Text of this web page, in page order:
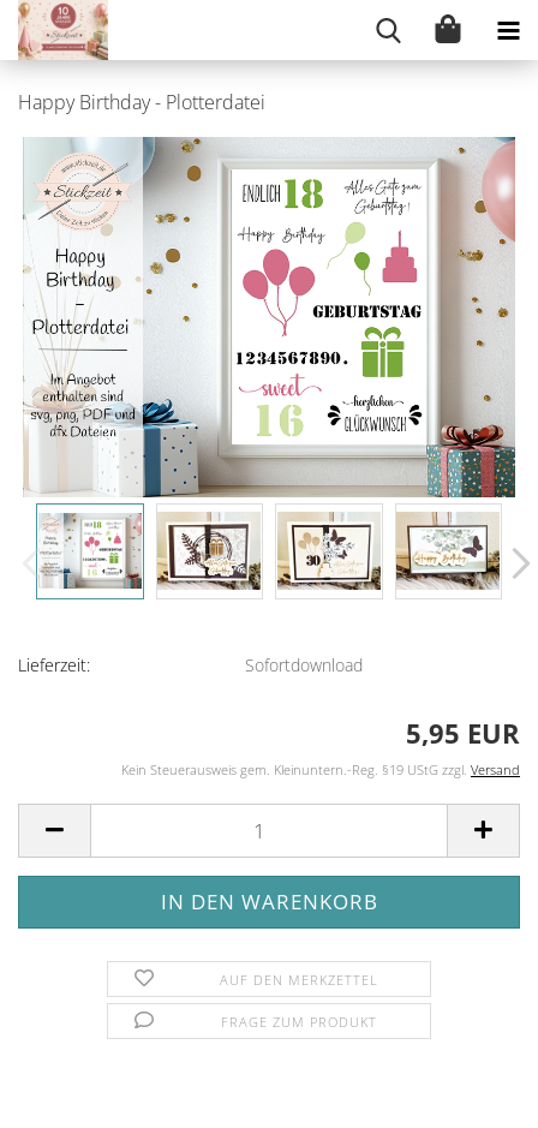
Happy Birthday - Plotterdatei
Lieferzeit: Sofortdownload
5,95 EUR
Kein Steuerausweis gem. Kleinuntern.-Reg. §19 UStG zzgl. Versand
AUF DEN MERKZETTEL
FRAGE ZUM PRODUKT